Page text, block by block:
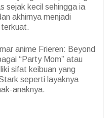
sejak kecil sehingga ia
akhirnya menjadi
terkuat.
anime Frieren: Beyond
“Party Mom” atau
sifat keibuan yang
seperti layaknya
anaknya.